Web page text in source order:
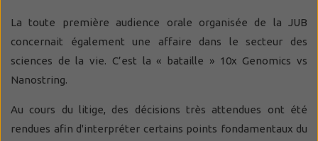
La toute première audience orale organisée de la JUB
concernait également une affaire dans le secteur des
sciences de la vie. C’est la « bataille » 10x Genomics vs
Nanostring.
Au cours du litige, des décisions très attendues ont été
rendues afin d'interpréter certains points fondamentaux du